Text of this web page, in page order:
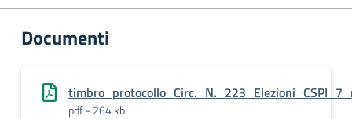
Documenti
pdf - 264 kb